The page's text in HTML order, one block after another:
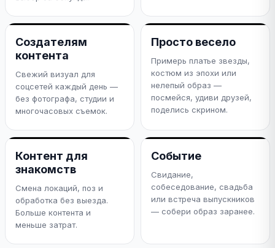
Создателям
контента
Свежий визуал для
соцсетей каждый день —
без фотографа, студии и
многочасовых съемок.
Просто весело
Примерь платье звезды,
костюм из эпохи или
нелепый образ —
посмейся, удиви друзей,
поделись скрином.
Контент для
знакомств
Смена локаций, поз и
обработка без выезда.
Больше контента и
меньше затрат.
Событие
Свидание,
собеседование, свадьба
или встреча выпускников
— собери образ заранее.